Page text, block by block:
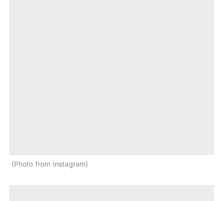
Photo from Instagram